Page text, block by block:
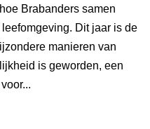
Brabanders samen
Dit jaar is de
manieren van
is geworden, een